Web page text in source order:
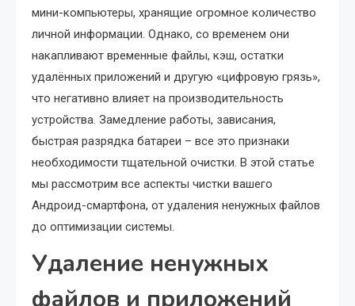
мини-компьютеры, хранящие огромное количество
личной информации. Однако, со временем они
накапливают временные файлы, кэш, остатки
удалённых приложений и другую «цифровую грязь»,
что негативно влияет на производительность
устройства. Замедление работы, зависания,
быстрая разрядка батареи – все это признаки
необходимости тщательной очистки. В этой статье
мы рассмотрим все аспекты чистки вашего
Андроид-смартфона, от удаления ненужных файлов
до оптимизации системы.
Удаление ненужных
файлов и приложений